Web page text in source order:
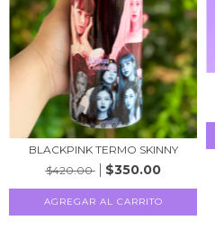
BLACKPINK TERMO SKINNY
$420.00
$350.00
AGREGAR AL CARRITO